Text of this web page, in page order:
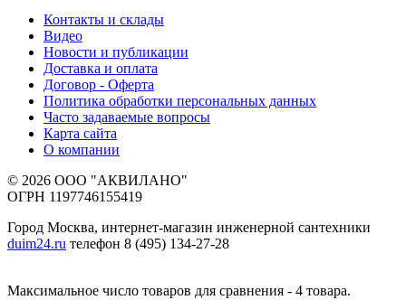
Контакты и склады
Видео
Новости и публикации
Доставка и оплата
Договор - Оферта
Политика обработки персональных данных
Часто задаваемые вопросы
Карта сайта
О компании
© 2026 ООО "АКВИЛАНО"
ОГРН 1197746155419
Город Москва, интернет-магазин инженерной сантехники
duim24.ru телефон 8 (495) 134-27-28
Максимальное число товаров для сравнения - 4 товара.